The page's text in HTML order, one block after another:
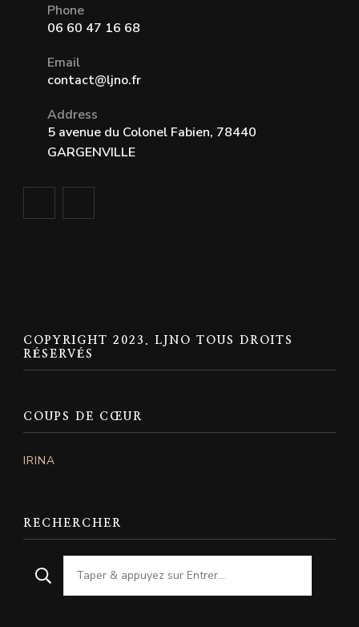
Phone
06 60 47 16 68
Email
contact@ljno.fr
Address
5 avenue du Colonel Fabien, 78440
GARGENVILLE
COPYRIGHT 2023. LJNO TOUS DROITS
RÉSERVÉS
COUPS DE CŒUR
IRINA
RECHERCHER